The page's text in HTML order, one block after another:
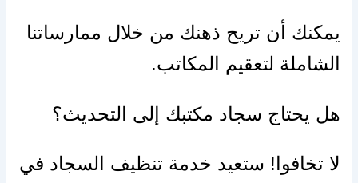
يمكنك أن تريح ذهنك من خلال ممارساتنا
الشاملة لتعقيم المكاتب.
هل يحتاج سجاد مكتبك إلى التحديث؟
لا تخافوا! ستعيد خدمة تنظيف السجاد في